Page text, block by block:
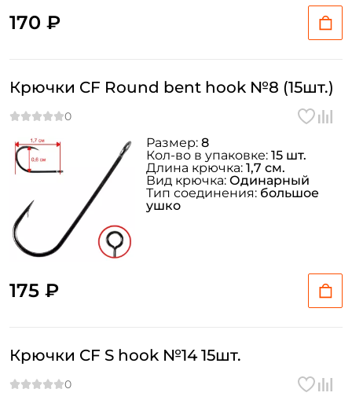
170 ₽
Крючки CF Round bent hook №8 (15шт.)
175 ₽
Размер: 8
Кол-во в упаковке: 15 шт.
Длина крючка: 1,7 см.
Вид крючка: Одинарный
Тип соединения: большое
ушко
Крючки CF S hook №14 15шт.